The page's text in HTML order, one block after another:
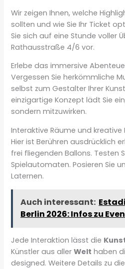
Wir zeigen Ihnen, welche
sollten und wie Sie Ihr Ticket
Sie sich auf eine Stunde voller
Rathausstraße 4/6 vor.
Erlebe das immersive
Vergessen Sie herkömmliche
selbst zum Gestalter Ihrer
einzigartige Konzept lädt Sie
sondern mitzuwirken.
Interaktive Räume und kreative
Hier ist Berühren ausdrücklich
frei fliegenden Ballons. Testen
Spielautomaten. Posieren Sie
Laternen.
Auch interessant:
Berlin 2026: Infos zu
Jede Interaktion lässt die
Künstler aus allerWelt haben
designed. Weitere Details zu